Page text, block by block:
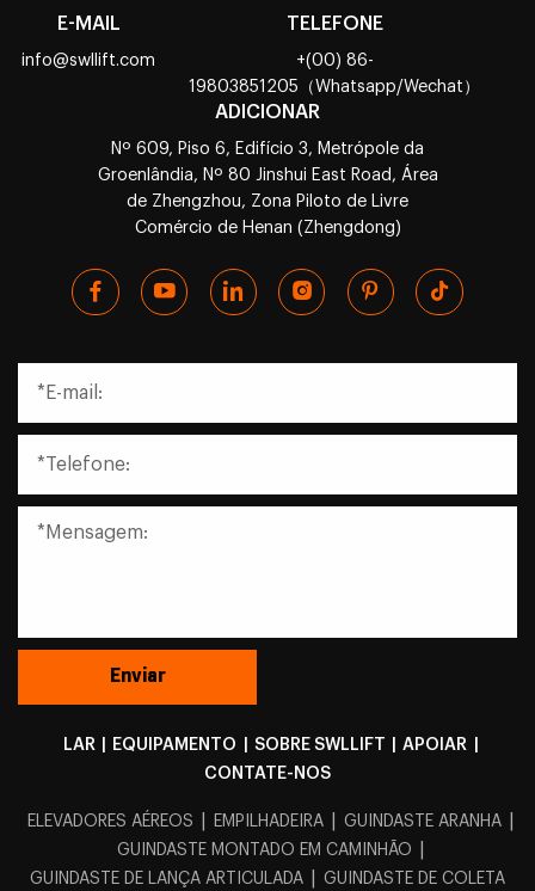
E-MAIL
info@swllift.com
TELEFONE
+(00) 86-
19803851205（Whatsapp/Wechat）
ADICIONAR
Nº 609, Piso 6, Edifício 3, Metrópole da
Groenlândia, Nº 80 Jinshui East Road, Área
de Zhengzhou, Zona Piloto de Livre
Comércio de Henan (Zhengdong)
LAR EQUIPAMENTO SOBRE SWLLIFT APOIAR
CONTATE-NOS
ELEVADORES AÉREOS EMPILHADEIRA GUINDASTE ARANHA
GUINDASTE MONTADO EM CAMINHÃO
GUINDASTE DE LANÇA ARTICULADA GUINDASTE DE COLETA